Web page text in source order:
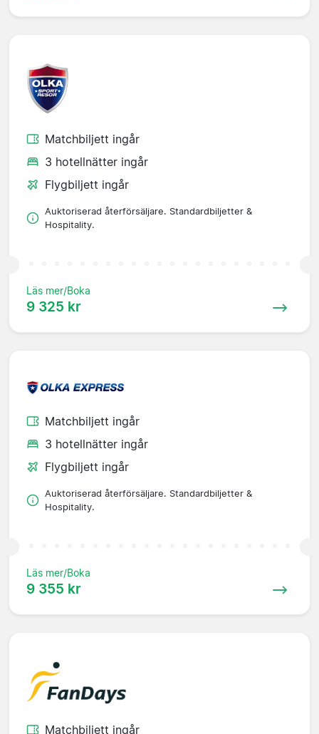
Matchbiljett ingår
3 hotellnätter ingår
Flygbiljett ingår
Auktoriserad återförsäljare. Standardbiljetter &
Hospitality.
Läs mer/Boka
9 325 kr
Matchbiljett ingår
3 hotellnätter ingår
Flygbiljett ingår
Auktoriserad återförsäljare. Standardbiljetter &
Hospitality.
Läs mer/Boka
9 355 kr
Matchbiljett ingår